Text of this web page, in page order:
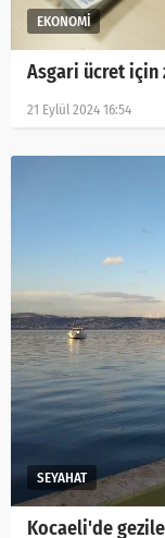
Asgari ücret için
21 Eylül 2024 16:54
Kocaeli'de